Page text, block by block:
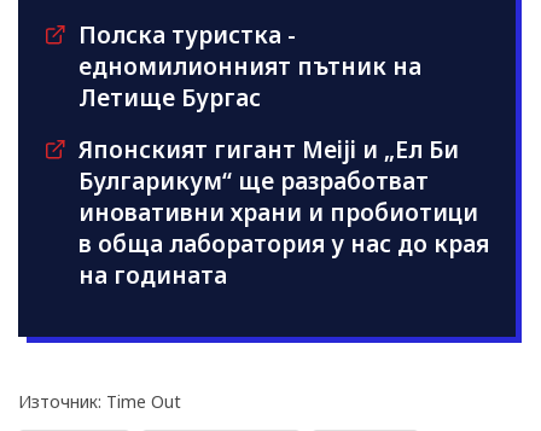
Полска туристка -
едномилионният пътник на
Летище Бургас
Японският гигант Meiji и „Ел Би
Булгарикум“ ще разработват
иновативни храни и пробиотици
в обща лаборатория у нас до края
на годината
Източник: Time Out